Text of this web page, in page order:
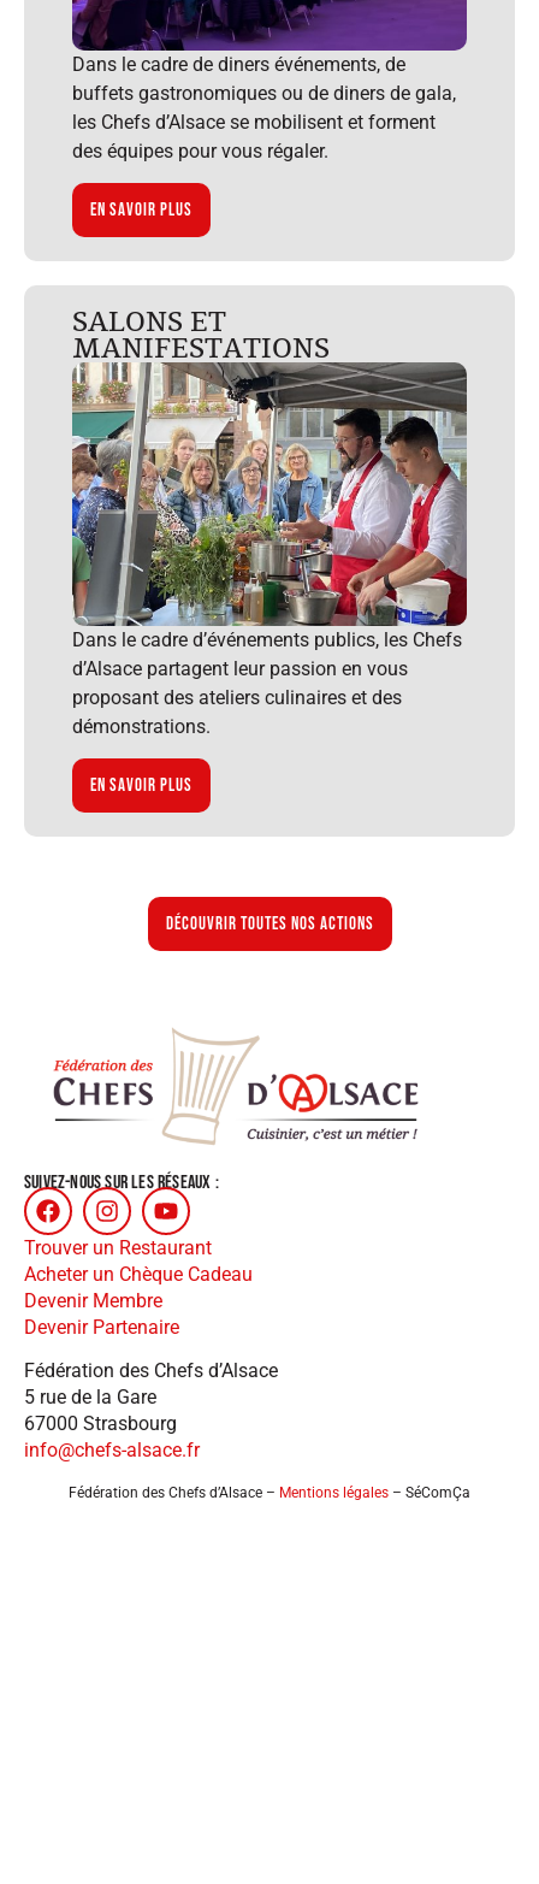
Dans le cadre de diners événements, de
buffets gastronomiques ou de diners de gala,
les Chefs d’Alsace se mobilisent et forment
des équipes pour vous régaler.
En savoir plus
SALONS ET
MANIFESTATIONS
Dans le cadre d’événements publics, les Chefs
d’Alsace partagent leur passion en vous
proposant des ateliers culinaires et des
démonstrations.
En savoir plus
Découvrir toutes nos actions
SUIVEZ-NOUS SUR LES RÉSEAUX :
Trouver un Restaurant
Acheter un Chèque Cadeau
Devenir Membre
Devenir Partenaire
Fédération des Chefs d’Alsace
5 rue de la Gare
67000 Strasbourg
info@chefs-alsace.fr
Fédération des Chefs d’Alsace – Mentions légales – SéComÇa